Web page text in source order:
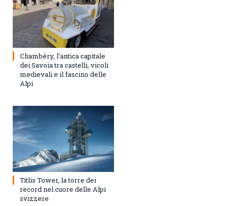
Chambéry, l’antica capitale
dei Savoia tra castelli, vicoli
medievali e il fascino delle
Alpi
Titlis Tower, la torre dei
record nel cuore delle Alpi
svizzere